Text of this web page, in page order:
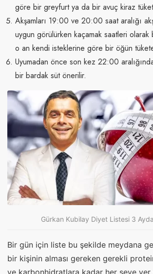
göre bir greyfurt ya da bir avuç kiraz
Akşamları 19:00 ve 20:00 saat aralığı
uygun görülürken kaçamak saatleri olarak
o an kendi isteklerine göre bir öğün
Uyumadan önce son kez 22:00
bir bardak süt önerilir.
Gürkan Kubilay Diyet Listesi 3
Bir gün için liste bu şekilde meydana
bir kişinin alması gereken gerekli
ve karbonhidratlara kadar her şeye